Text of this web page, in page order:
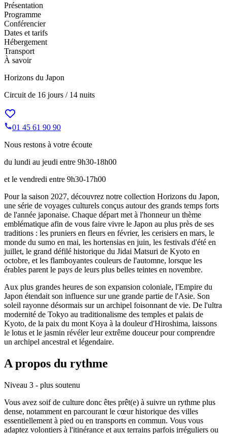
Présentation
Programme
Conférencier
Dates et tarifs
Hébergement
Transport
À savoir
Horizons du Japon
Circuit de 16 jours / 14 nuits
01 45 61 90 90
Nous restons à votre écoute
du lundi au jeudi entre 9h30-18h00
et le vendredi entre 9h30-17h00
Pour la saison 2027, découvrez notre collection Horizons du Japon,
une série de voyages culturels conçus autour des grands temps forts
de l'année japonaise. Chaque départ met à l'honneur un thème
emblématique afin de vous faire vivre le Japon au plus près de ses
traditions : les pruniers en fleurs en février, les cerisiers en mars, le
monde du sumo en mai, les hortensias en juin, les festivals d'été en
juillet, le grand défilé historique du Jidai Matsuri de Kyoto en
octobre, et les flamboyantes couleurs de l'automne, lorsque les
érables parent le pays de leurs plus belles teintes en novembre.
Aux plus grandes heures de son expansion coloniale, l'Empire du
Japon étendait son influence sur une grande partie de l'Asie. Son
soleil rayonne désormais sur un archipel foisonnant de vie. De l'ultra
modernité de Tokyo au traditionalisme des temples et palais de
Kyoto, de la paix du mont Koya à la douleur d'Hiroshima, laissons
le lotus et le jasmin révéler leur extrême douceur pour comprendre
un archipel ancestral et légendaire.
A propos du rythme
Niveau 3 - plus soutenu
Vous avez soif de culture donc êtes prêt(e) à suivre un rythme plus
dense, notamment en parcourant le cœur historique des villes
essentiellement à pied ou en transports en commun. Vous vous
adaptez volontiers à l'itinérance et aux terrains parfois irréguliers ou